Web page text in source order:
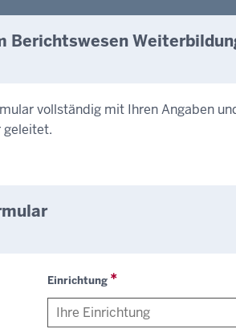
Berichtswesen
vollständig mit Ihren Angaben
geleitet.
Einrichtung